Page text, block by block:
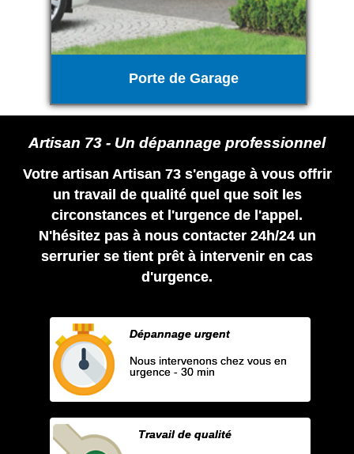
Porte de Garage
Artisan 73 - Un dépannage professionnel
Votre artisan Artisan 73 s'engage à vous offrir
un travail de qualité quel que soit les
circonstances et l'urgence de l'appel.
N'hésitez pas à nous contacter 24h/24 un
serrurier se tient prêt à intervenir en cas
d'urgence.
Dépannage urgent
Nous intervenons chez vous en
urgence - 30 min
Travail de qualité